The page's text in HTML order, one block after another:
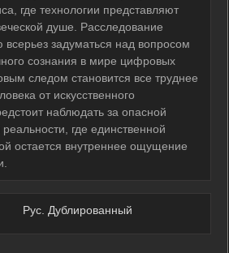
где технологии представляют
душе. Расследование
задуматься над вопросом
сознания в мире цифровых
следом становится все труднее
от искусственного
наблюдать за опасной
где единственной
остается внутреннее ощущение
Рус. Дублированный